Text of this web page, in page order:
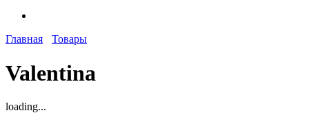
Главная Товары
Valentina
loading...